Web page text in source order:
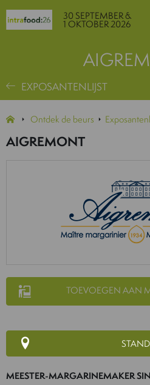
30 SEPTEMBER &
1 OKTOBER 2026
EXPOSANTENLIJST
Ontdek de beurs
AIGREMONT
TOEVOEGEN AAN
MEESTER-MARGARINEMAKER